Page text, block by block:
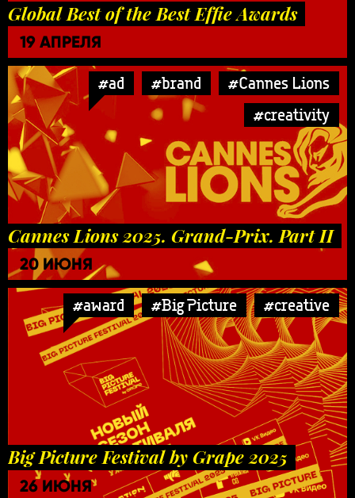
Global Best of the Best Effie Awards
19 АПРЕЛЯ
#ad #brand
#Cannes Lions
#creativity
Cannes Lions 2025. Grand-Prix. Part II
20 ИЮНЯ
#award #Big Picture #creative
Big Picture Festival by Grape 2025
26 ИЮНЯ